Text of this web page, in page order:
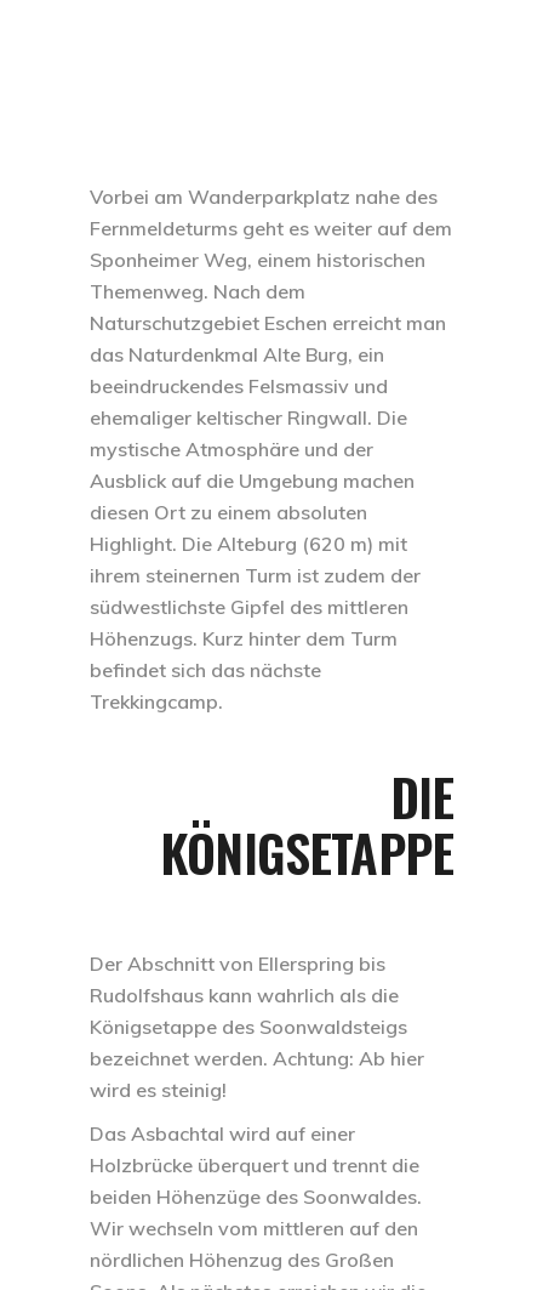
Vorbei am Wanderparkplatz nahe des
Fernmeldeturms geht es weiter auf dem
Sponheimer Weg, einem historischen
Themenweg. Nach dem
Naturschutzgebiet Eschen erreicht man
das Naturdenkmal Alte Burg, ein
beeindruckendes Felsmassiv und
ehemaliger keltischer Ringwall. Die
mystische Atmosphäre und der
Ausblick auf die Umgebung machen
diesen Ort zu einem absoluten
Highlight. Die Alteburg (620 m) mit
ihrem steinernen Turm ist zudem der
südwestlichste Gipfel des mittleren
Höhenzugs. Kurz hinter dem Turm
befindet sich das nächste
Trekkingcamp.
DIE
KÖNIGSETAPPE
Der Abschnitt von Ellerspring bis
Rudolfshaus kann wahrlich als die
Königsetappe des Soonwaldsteigs
bezeichnet werden. Achtung: Ab hier
wird es steinig!
Das Asbachtal wird auf einer
Holzbrücke überquert und trennt die
beiden Höhenzüge des Soonwaldes.
Wir wechseln vom mittleren auf den
nördlichen Höhenzug des Großen